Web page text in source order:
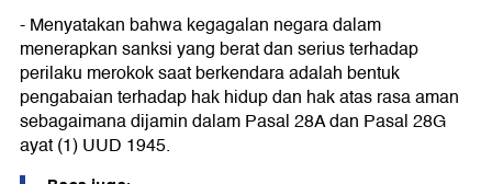
- Menyatakan bahwa kegagalan negara dalam
menerapkan sanksi yang berat dan serius terhadap
perilaku merokok saat berkendara adalah bentuk
pengabaian terhadap hak hidup dan hak atas rasa aman
sebagaimana dijamin dalam Pasal 28A dan Pasal 28G
ayat (1) UUD 1945.